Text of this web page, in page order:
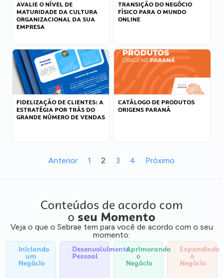
AVALIE O NÍVEL DE
MATURIDADE DA CULTURA
ORGANIZACIONAL DA SUA
EMPRESA
TRANSIÇÃO DO NEGÓCIO
FÍSICO PARA O MUNDO
ONLINE
FIDELIZAÇÃO DE CLIENTES: A
ESTRATÉGIA POR TRÁS DO
GRANDE NÚMERO DE VENDAS
CATÁLOGO DE PRODUTOS
ORIGENS PARANÁ
Anterior 1 2 3 4 Próximo
Conteúdos de acordo com
o seu Momento
Veja o que o Sebrae tem para você de acordo com o seu
momento:
Iniciando
um
Negócio
Desenvolvimento
Pessoal
Aprimorando
o
Negócio
Expandindo
o
Negócio